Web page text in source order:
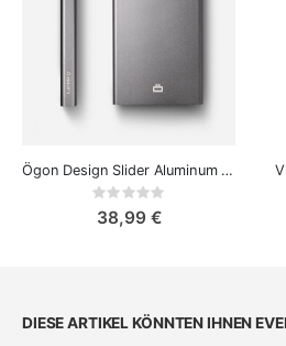
Ögon Design Slider Aluminum Kartenetui
Rating:
38,99 €
DIESE ARTIKEL KÖNNTEN IHNEN